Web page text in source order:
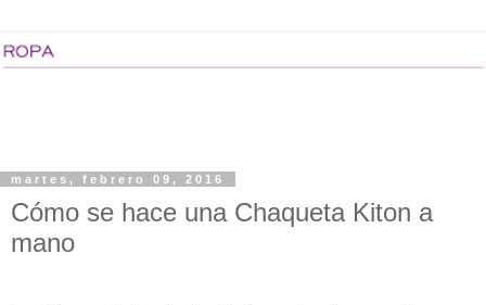
martes, febrero 09, 2016
Cómo se hace una Chaqueta Kiton a
mano